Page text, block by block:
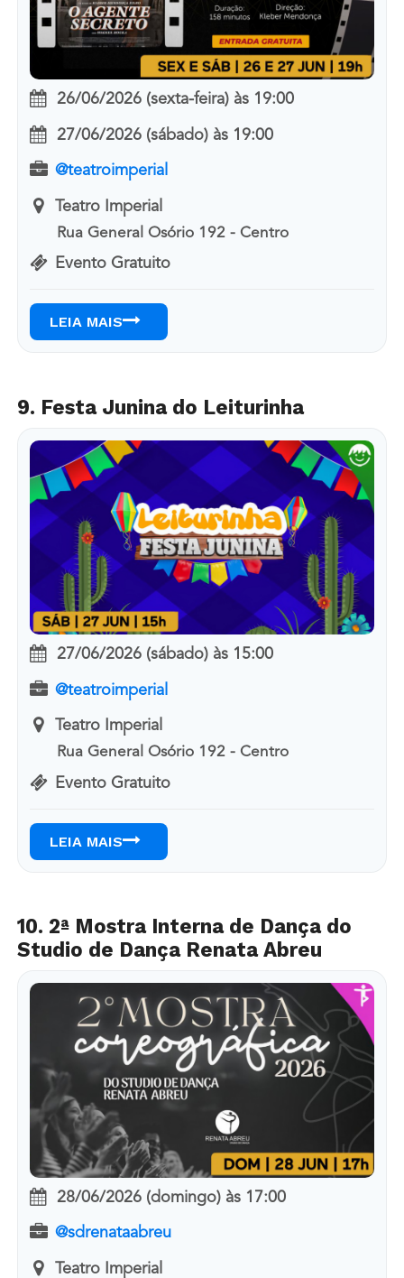
26/06/2026 (sexta-feira) às 19:00
27/06/2026 (sábado) às 19:00
@teatroimperial
Teatro Imperial
Rua General Osório 192 - Centro
Evento Gratuito
LEIA MAIS
9. Festa Junina do Leiturinha
27/06/2026 (sábado) às 15:00
@teatroimperial
Teatro Imperial
Rua General Osório 192 - Centro
Evento Gratuito
LEIA MAIS
10. 2ª Mostra Interna de Dança do
Studio de Dança Renata Abreu
28/06/2026 (domingo) às 17:00
@sdrenataabreu
Teatro Imperial